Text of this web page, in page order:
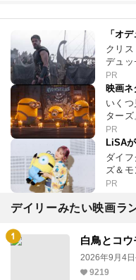
「オ
クリ
デュッ
PR
映画ネ
いく
ターズ
PR
LiSA
ダイ
ズ＆
PR
デイリーみたい映画ラ
白鳥とコウ
2026年9月4
9219